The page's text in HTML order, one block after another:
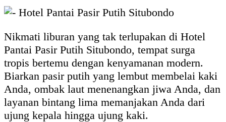
Nikmati liburan yang tak terlupakan di Hotel
Pantai Pasir Putih Situbondo, tempat surga
tropis bertemu dengan kenyamanan modern.
Biarkan pasir putih yang lembut membelai kaki
Anda, ombak laut menenangkan jiwa Anda, dan
layanan bintang lima memanjakan Anda dari
ujung kepala hingga ujung kaki.